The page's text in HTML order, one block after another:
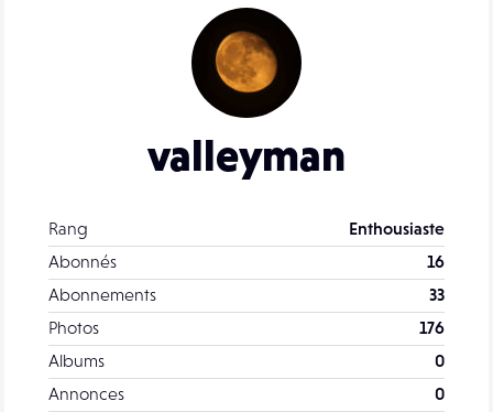
valleyman
Rang
Enthousiaste
Abonnés
16
Abonnements
33
Photos
176
Albums
0
Annonces
0